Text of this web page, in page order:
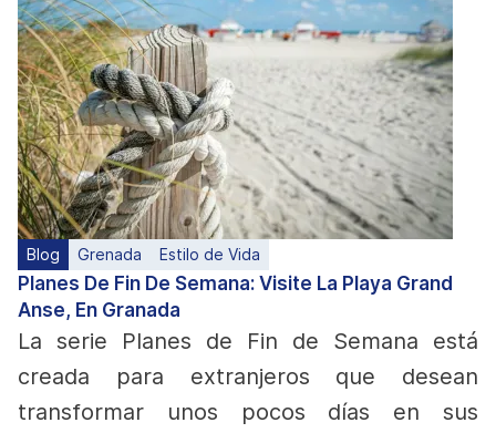
Blog Grenada Estilo de Vida
Planes De Fin De Semana: Visite La Playa Grand
Anse, En Granada
La serie Planes de Fin de Semana está
creada para extranjeros que desean
transformar unos pocos días en sus